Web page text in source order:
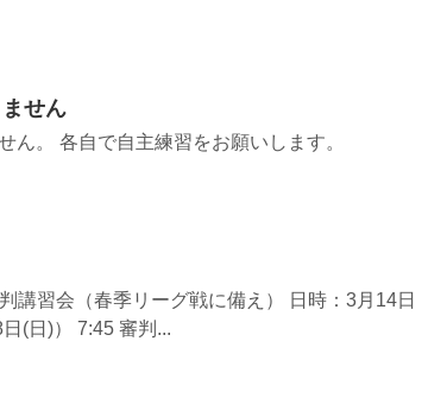
せん
ん。 各自で自主練習をお願いします。
講習会（春季リーグ戦に備え） 日時：3月14日
日)） 7:45 審判...